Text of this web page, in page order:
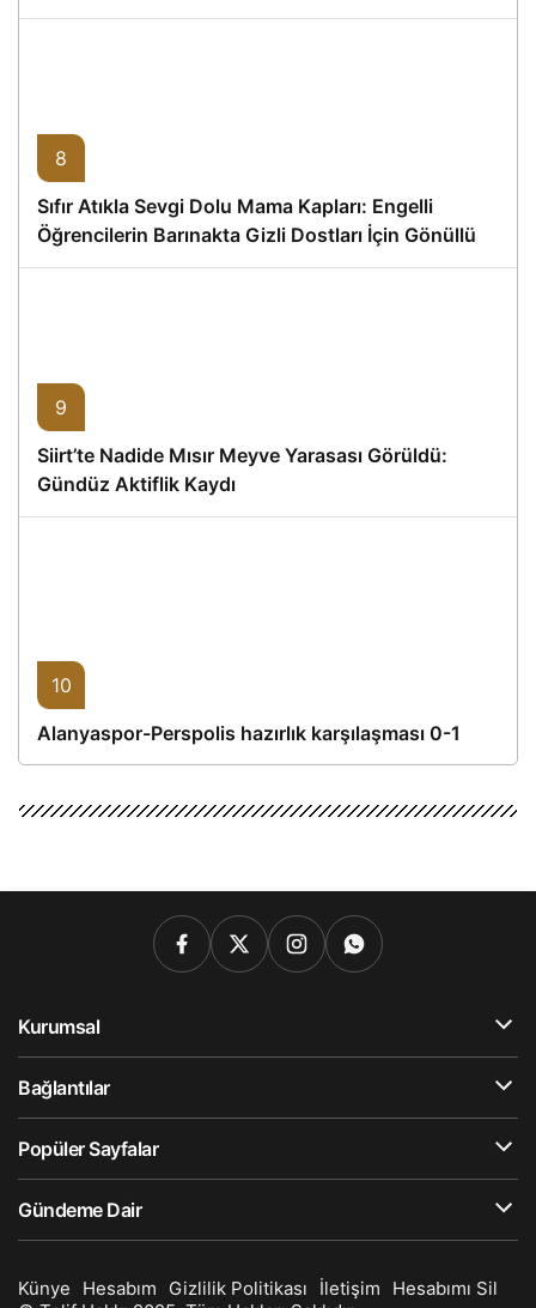
8
Sıfır Atıkla Sevgi Dolu Mama Kapları: Engelli
Öğrencilerin Barınakta Gizli Dostları İçin Gönüllü
Proje
9
Siirt’te Nadide Mısır Meyve Yarasası Görüldü:
Gündüz Aktiflik Kaydı
10
Alanyaspor-Perspolis hazırlık karşılaşması 0-1
Kurumsal
Bağlantılar
Popüler Sayfalar
Gündeme Dair
Künye Hesabım Gizlilik Politikası İletişim
Hesabımı Sil